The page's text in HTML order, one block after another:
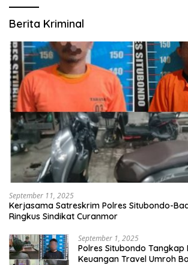
Berita Kriminal
September 11, 2025
Kerjasama Satreskrim Polres Situbondo-
Ringkus Sindikat Curanmor
September 1, 2025
Polres Situbondo Tangkap
Keuangan Travel Umroh